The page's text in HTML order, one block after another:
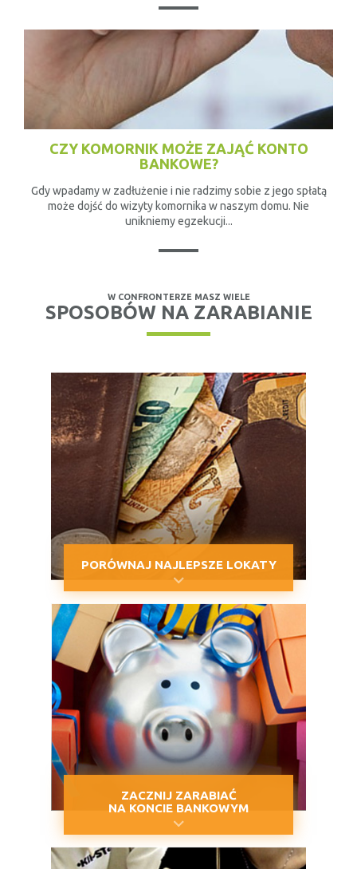
CZY KOMORNIK MOŻE ZAJĄĆ KONTO
BANKOWE?
Gdy wpadamy w zadłużenie i nie radzimy sobie z jego spłatą
może dojść do wizyty komornika w naszym domu. Nie
unikniemy egzekucji...
W CONFRONTERZE MASZ WIELE
SPOSOBÓW NA ZARABIANIE
PORÓWNAJ NAJLEPSZE LOKATY
ZACZNIJ ZARABIAĆ
NA KONCIE BANKOWYM